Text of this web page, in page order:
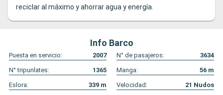
reciclar al máximo y ahorrar agua y energía.
Info Barco
Puesta en servicio: 2007 N° de pasajeros:
3634
N° tripunlates:
1365 Manga: 56 m
Eslora:
339 m Velocidad: 21 Nudos